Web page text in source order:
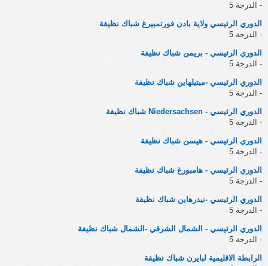
- الدرجة 5
الدوري الرئيسي ولاية بادن فورتمبيرغ شباك نظيفة
- الدرجة 5
الدوري الرئيسي - بريمن شباك نظيفة
- الدرجة 5
الدوري الرئيسي -ميتيلهاين شباك نظيفة
- الدرجة 5
الدوري الرئيسي - Niedersachsen شباك نظيفة
- الدرجة 5
الدوري الرئيسي - هيسن شباك نظيفة
- الدرجة 5
الدوري الرئيسي - هامبورغ شباك نظيفة
- الدرجة 5
الدوري الرئيسي -نيدرهاين شباك نظيفة
- الدرجة 5
الدوري الرئيسي - الشمال الشرقي -الشمال شباك نظيفة
- الدرجة 5
الرابطة الاقليمية لبايرن شباك نظيفة